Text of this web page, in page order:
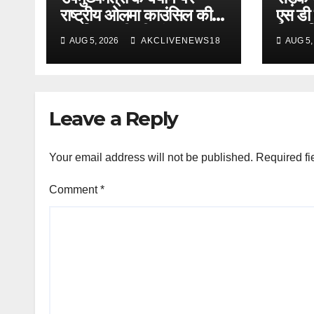
राष्ट्रीय ओलमा काउंसिल की
आपत्ति, माफी की मांग
AUG 5, 2026 AKCLIVENEWS18
एस
किया
AUG
Leave a Reply
Your email address will not be published. Required
Comment*